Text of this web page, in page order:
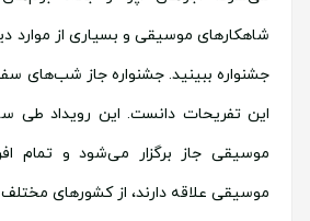
شاهکارهای موسیقی و بسیاری از موارد
جشنواره ببینید. جشنواره جاز شب‌های
این تفریحات دانست. این رویداد طی
موسیقی جاز برگزار می‌شود و تمام
موسیقی علاقه دارند، از کشورهای